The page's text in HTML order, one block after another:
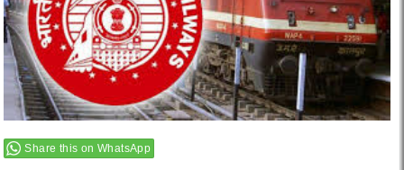
Share this on WhatsApp